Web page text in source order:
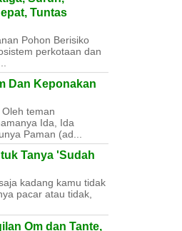
Tuntas
Pohon Berisiko
perkotaan dan
Dan Keponakan
teman
Ida, Ida
Paman (ad...
Tanya 'Sudah
kadang kamu tidak
pacar atau tidak,
Om dan Tante,